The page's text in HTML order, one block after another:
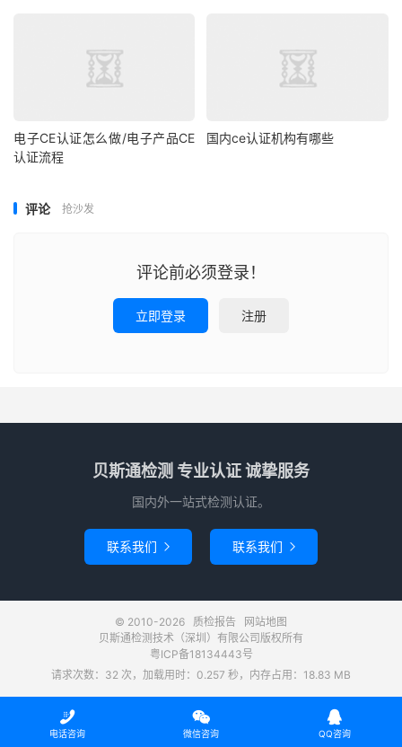
电子CE认证怎么做/电子产品CE
认证流程
国内ce认证机构有哪些
评论 抢沙发
评论前必须登录！
立即登录 注册
贝斯通检测 专业认证 诚挚服务
国内外一站式检测认证。
联系我们  联系我们 
© 2010-2026 质检报告
网站地图
贝斯通检测技术（深圳）有限公司版权所有
粤ICP备18134443号
请求次数：32 次，加载用时：0.257 秒，内存占用：18.83 MB

电话咨询

微信咨询

QQ咨询